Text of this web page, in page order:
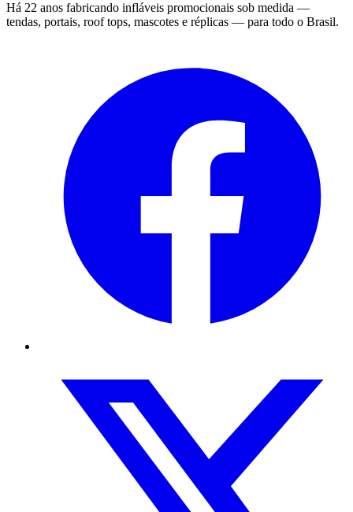
Há 22 anos fabricando infláveis promocionais sob medida —
tendas, portais, roof tops, mascotes e réplicas — para todo o Brasil.